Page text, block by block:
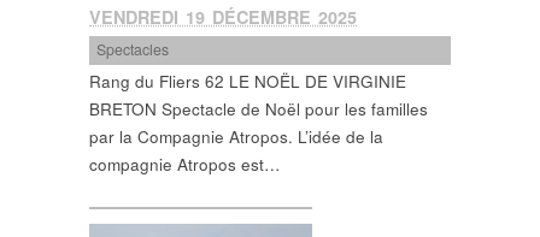
VENDREDI 19 DÉCEMBRE 2025
Spectacles
Rang du Fliers 62 LE NOËL DE VIRGINIE
BRETON Spectacle de Noël pour les familles
par la Compagnie Atropos. L’idée de la
compagnie Atropos est…